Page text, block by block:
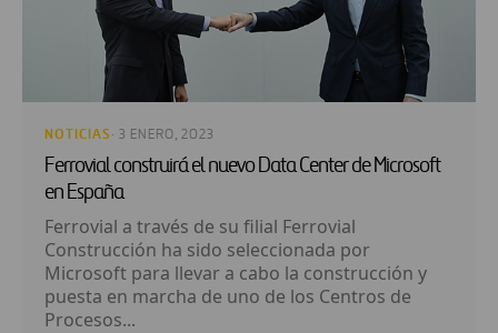
NOTICIAS · 3 ENERO, 2023
Ferrovial construirá el nuevo Data Center de Microsoft
en España
Ferrovial a través de su filial Ferrovial
Construcción ha sido seleccionada por
Microsoft para llevar a cabo la construcción y
puesta en marcha de uno de los Centros de
Procesos...